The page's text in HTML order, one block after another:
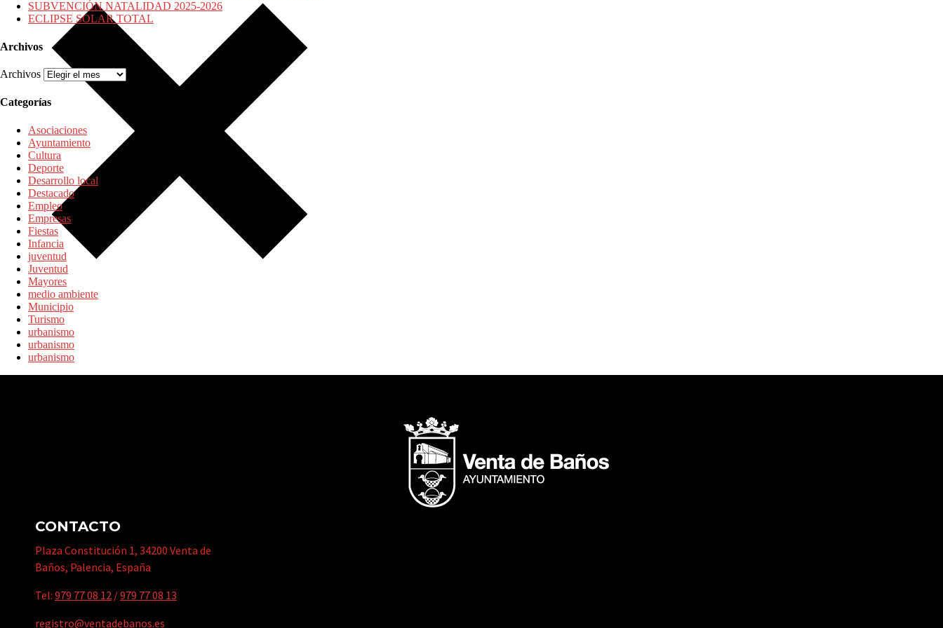
SUBVENCIÓN NATALIDAD 2025-2026
ECLIPSE SOLAR TOTAL
Archivos
Archivos
Categorías
Asociaciones
Ayuntamiento
Cultura
Deporte
Desarrollo local
Destacado
Empleo
Empresas
Fiestas
Infancia
juventud
Juventud
Mayores
medio ambiente
Municipio
Turismo
urbanismo
urbanismo
urbanismo
CONTACTO
Plaza Constitución 1, 34200 Venta de
Baños, Palencia, España
Tel: 979 77 08 12 /979 77 08 13
registro@ventadebanos.es